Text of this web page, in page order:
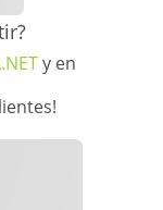
y en